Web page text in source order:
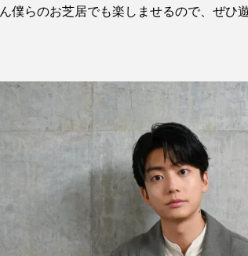
僕らのお芝居でも楽しませるので、ぜひ